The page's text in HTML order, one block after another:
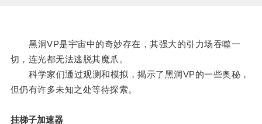
黑洞VP是宇宙中的奇妙存在，其强大的引力场吞噬一
切，连光都无法逃脱其魔爪。
科学家们通过观测和模拟，揭示了黑洞VP的一些奥秘，
但仍有许多未知之处等待探索。
挂梯子加速器